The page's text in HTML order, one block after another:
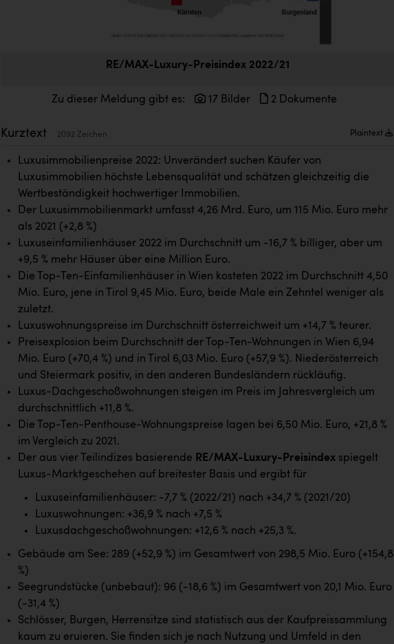
RE/MAX-Luxury-Preisindex 2022/21
Zu dieser Meldung gibt es: 17 Bilder 2 Dokumente
Kurztext 2092 Zeichen Plaintext
Luxusimmobilienpreise 2022: Unverändert suchen Käufer von
Luxusimmobilien höchste Lebensqualität und schätzen gleichzeitig die
Wertbeständigkeit hochwertiger Immobilien.
Der Luxusimmobilienmarkt umfasst 4,26 Mrd. Euro, um 115 Mio. Euro mehr
als 2021 (+2,8 %)
Luxuseinfamilienhäuser 2022 im Durchschnitt um -16,7 % billiger, aber um
+9,5 % mehr Häuser über eine Million Euro.
Die Top-Ten-Einfamilienhäuser in Wien kosteten 2022 im Durchschnitt 4,50
Mio. Euro, jene in Tirol 9,45 Mio. Euro, beide Male ein Zehntel weniger als
zuletzt.
Luxuswohnungspreise im Durchschnitt österreichweit um +14,7 % teurer.
Preisexplosion beim Durchschnitt der Top-Ten-Wohnungen in Wien 6,94
Mio. Euro (+70,4 %) und in Tirol 6,03 Mio. Euro (+57,9 %). Niederösterreich
und Steiermark positiv, in den anderen Bundesländern rückläufig.
Luxus-Dachgeschoßwohnungen steigen im Preis im Jahresvergleich um
durchschnittlich +11,8 %.
Die Top-Ten-Penthouse-Wohnungspreise lagen bei 6,50 Mio. Euro, +21,8 %
im Vergleich zu 2021.
Der aus vier Teilindizes basierende RE/MAX-Luxury-Preisindex spiegelt
Luxus-Marktgeschehen auf breitester Basis und ergibt für
Luxuseinfamilienhäuser: -7,7 % (2022/21) nach +34,7 % (2021/20)
Luxuswohnungen: +36,9 % nach +7,5 %
Luxusdachgeschoßwohnungen: +12,6 % nach +25,3 %.
Gebäude am See: 289 (+52,9 %) im Gesamtwert von 298,5 Mio. Euro (+154,8
%)
Seegrundstücke (unbebaut): 96 (-18,6 %) im Gesamtwert von 20,1 Mio. Euro
(-31,4 %)
Schlösser, Burgen, Herrensitze sind statistisch aus der Kaufpreissammlung
kaum zu eruieren. Sie finden sich je nach Nutzung und Umfeld in den